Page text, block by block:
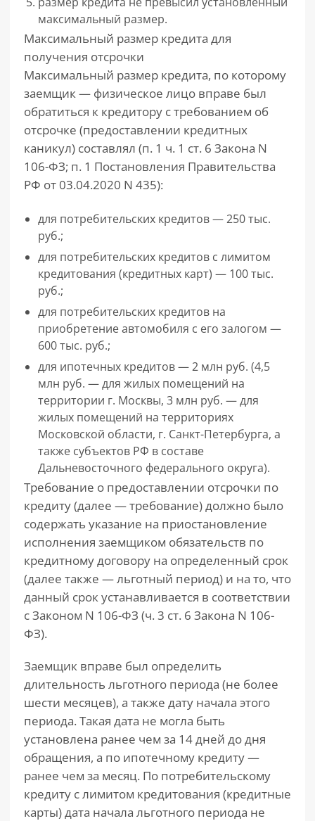
максимальный размер.
Максимальный размер кредита для
получения отсрочки
Максимальный размер кредита, по которому
заемщик — физическое лицо вправе был
обратиться к кредитору с требованием об
отсрочке (предоставлении кредитных
каникул) составлял (п. 1 ч. 1 ст. 6 Закона N
106-ФЗ; п. 1 Постановления Правительства
РФ от 03.04.2020 N 435):
для потребительских кредитов — 250 тыс.
руб.;
для потребительских кредитов с лимитом
кредитования (кредитных карт) — 100 тыс.
руб.;
для потребительских кредитов на
приобретение автомобиля с его залогом —
600 тыс. руб.;
для ипотечных кредитов — 2 млн руб. (4,5
млн руб. — для жилых помещений на
территории г. Москвы, 3 млн руб. — для
жилых помещений на территориях
Московской области, г. Санкт-Петербурга, а
также субъектов РФ в составе
Дальневосточного федерального округа).
Требование о предоставлении отсрочки по
кредиту (далее — требование) должно было
содержать указание на приостановление
исполнения заемщиком обязательств по
кредитному договору на определенный срок
(далее также — льготный период) и на то, что
данный срок устанавливается в соответствии
с Законом N 106-ФЗ (ч. 3 ст. 6 Закона N 106-
ФЗ).
Заемщик вправе был определить
длительность льготного периода (не более
шести месяцев), а также дату начала этого
периода. Такая дата не могла быть
установлена ранее чем за 14 дней до дня
обращения, а по ипотечному кредиту —
ранее чем за месяц. По потребительскому
кредиту с лимитом кредитования (кредитные
карты) дата начала льготного периода не